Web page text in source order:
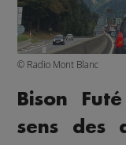
© Radio Mont Blanc
Bison
sens des